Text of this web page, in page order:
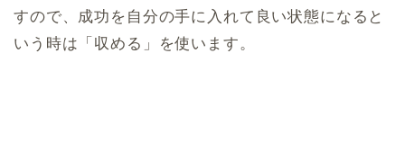
すので、成功を自分の手に入れて良い状態になると
いう時は「収める」を使います。